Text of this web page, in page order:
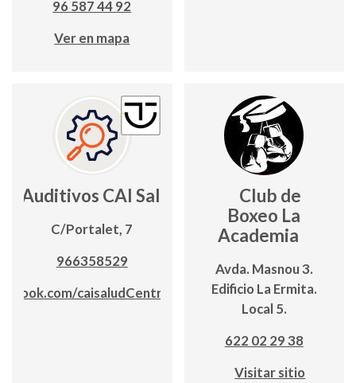
96 587 44 92
Ver en mapa
Auditivos CAI Salud Calpe
C/Portalet, 7
966358529
caisaludCentrosauditivos
Club de
Boxeo La
Academia
Avda. Masnou 3.
Edificio La Ermita.
Local 5.
622 02 29 38
Visitar sitio